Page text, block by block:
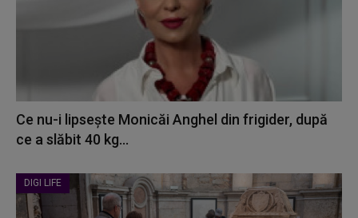
Ce nu-i lipsește Monicăi Anghel din frigider, după
ce a slăbit 40 kg...
DIGI LIFE